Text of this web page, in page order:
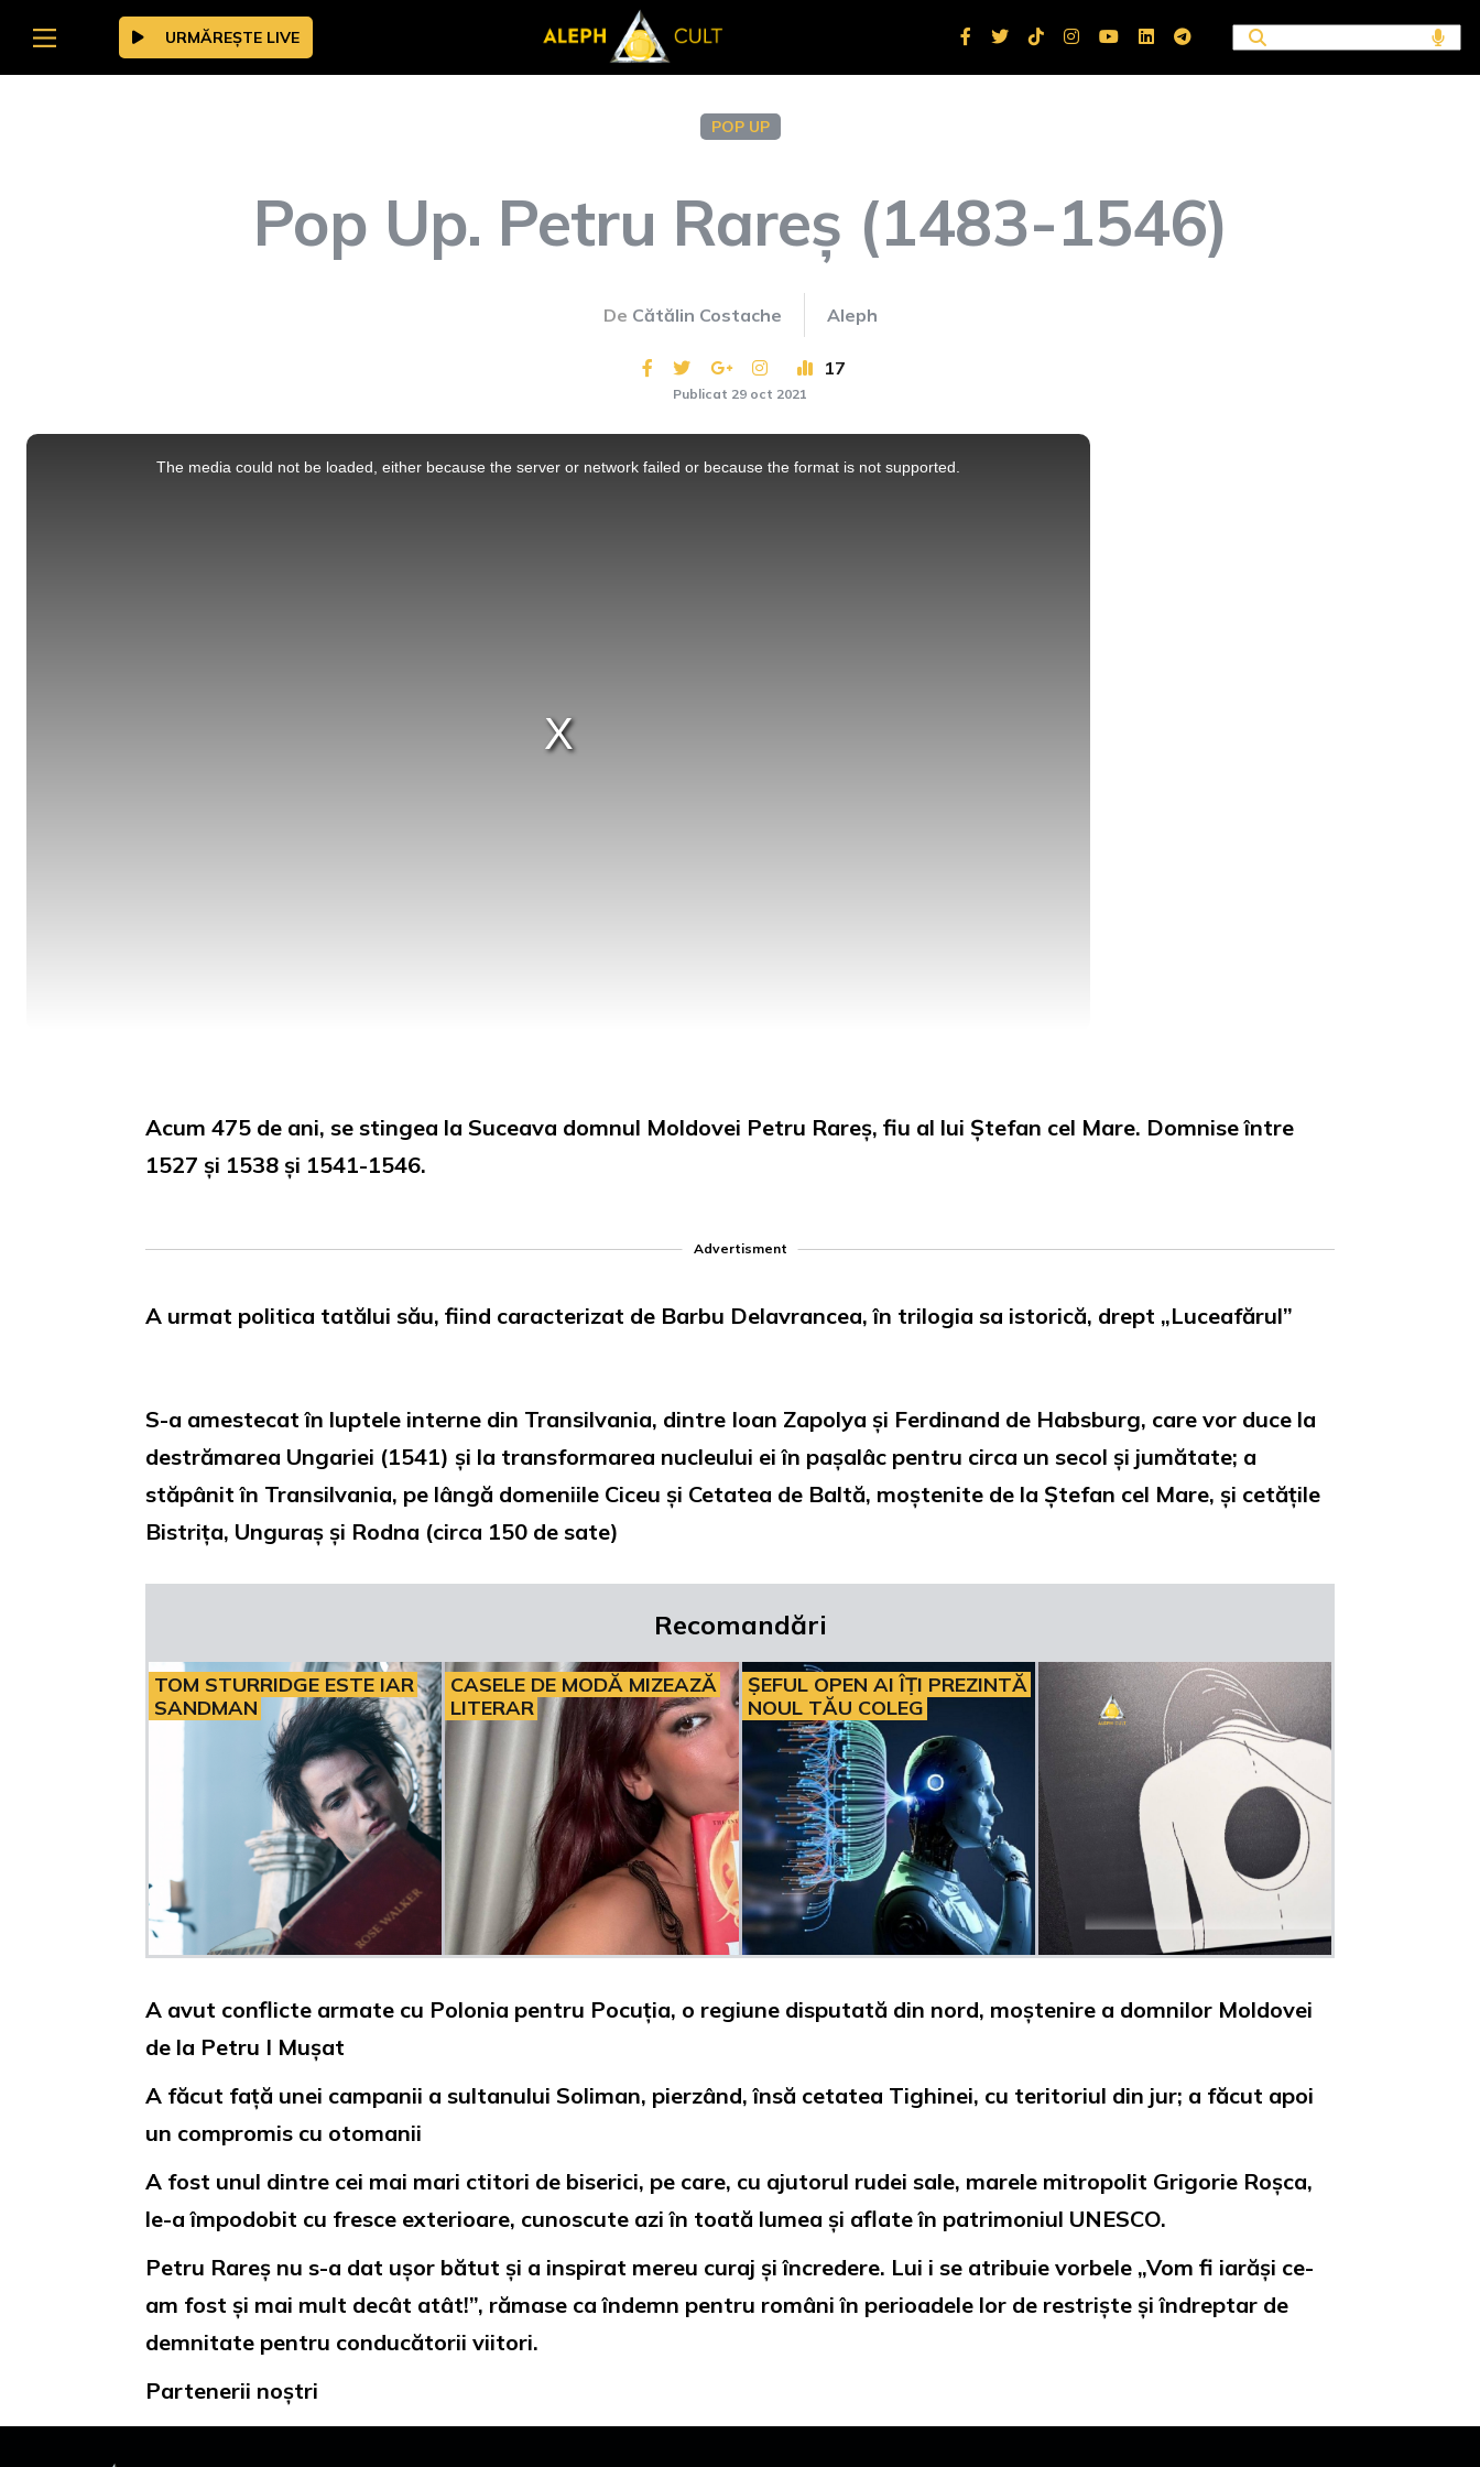
URMĂREȘTE LIVE
POP UP
Pop Up. Petru Rareș (1483-1546)
De Cătălin Costache Aleph
17
Publicat 29 oct 2021
This
The media could not be loaded, either because the server or network failed or because the format is not supported.
Acum 475 de ani, se stingea la Suceava domnul Moldovei Petru Rareș, fiu al lui Ștefan cel Mare. Domnise între
1527 și 1538 și 1541-1546.
Advertisment
A urmat politica tatălui său, fiind caracterizat de Barbu Delavrancea, în trilogia sa istorică, drept „Luceafărul”
S-a amestecat în luptele interne din Transilvania, dintre Ioan Zapolya și Ferdinand de Habsburg, care vor duce la
destrămarea Ungariei (1541) și la transformarea nucleului ei în pașalâc pentru circa un secol și jumătate; a
stăpânit în Transilvania, pe lângă domeniile Ciceu și Cetatea de Baltă, moștenite de la Ștefan cel Mare, și cetățile
Bistrița, Unguraș și Rodna (circa 150 de sate)
Recomandări
TOM STURRIDGE ESTE IAR
SANDMAN
CASELE DE MODĂ MIZEAZĂ
LITERAR
ȘEFUL OPEN AI ÎȚI PREZINTĂ
NOUL TĂU COLEG
A avut conflicte armate cu Polonia pentru Pocuția, o regiune disputată din nord, moștenire a domnilor Moldovei
de la Petru I Mușat
A făcut față unei campanii a sultanului Soliman, pierzând, însă cetatea Tighinei, cu teritoriul din jur; a făcut apoi
un compromis cu otomanii
A fost unul dintre cei mai mari ctitori de biserici, pe care, cu ajutorul rudei sale, marele mitropolit Grigorie Roșca,
le-a împodobit cu fresce exterioare, cunoscute azi în toată lumea și aflate în patrimoniul UNESCO.
Petru Rareș nu s-a dat ușor bătut și a inspirat mereu curaj și încredere. Lui i se atribuie vorbele „Vom fi iarăși ce-
am fost și mai mult decât atât!”, rămase ca îndemn pentru români în perioadele lor de restriște și îndreptar de
demnitate pentru conducătorii viitori.
Partenerii noștri